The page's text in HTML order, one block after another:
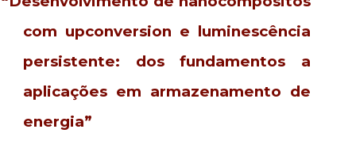
com upconversion e luminescência
persistente: dos fundamentos a
aplicações em armazenamento de
energia”